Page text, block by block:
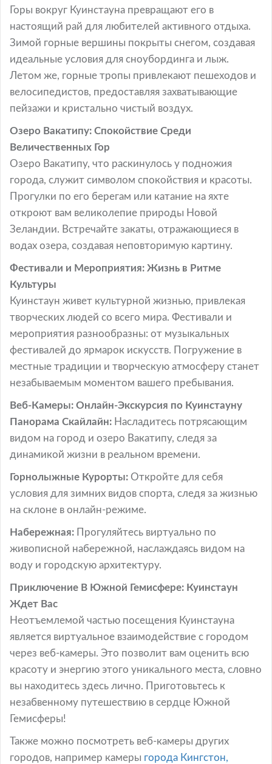
Горы вокруг Куинстауна превращают его в
настоящий рай для любителей активного отдыха.
Зимой горные вершины покрыты снегом, создавая
идеальные условия для сноубординга и лыж.
Летом же, горные тропы привлекают пешеходов и
велосипедистов, предоставляя захватывающие
пейзажи и кристально чистый воздух.
Озеро Вакатипу: Спокойствие Среди
Величественных Гор
Озеро Вакатипу, что раскинулось у подножия
города, служит символом спокойствия и красоты.
Прогулки по его берегам или катание на яхте
откроют вам великолепие природы Новой
Зеландии. Встречайте закаты, отражающиеся в
водах озера, создавая неповторимую картину.
Фестивали и Мероприятия: Жизнь в Ритме
Культуры
Куинстаун живет культурной жизнью, привлекая
творческих людей со всего мира. Фестивали и
мероприятия разнообразны: от музыкальных
фестивалей до ярмарок искусств. Погружение в
местные традиции и творческую атмосферу станет
незабываемым моментом вашего пребывания.
Веб-Камеры: Онлайн-Экскурсия по Куинстауну
Панорама Скайлайн: Насладитесь потрясающим
видом на город и озеро Вакатипу, следя за
динамикой жизни в реальном времени.
Горнолыжные Курорты: Откройте для себя
условия для зимних видов спорта, следя за жизнью
на склоне в онлайн-режиме.
Набережная: Прогуляйтесь виртуально по
живописной набережной, наслаждаясь видом на
воду и городскую архитектуру.
Приключение В Южной Гемисфере: Куинстаун
Ждет Вас
Неотъемлемой частью посещения Куинстауна
является виртуальное взаимодействие с городом
через веб-камеры. Это позволит вам оценить всю
красоту и энергию этого уникального места, словно
вы находитесь здесь лично. Приготовьтесь к
незабвенному путешествию в сердце Южной
Гемисферы!
Также можно посмотреть веб-камеры других
городов, например камеры города Кингстон,